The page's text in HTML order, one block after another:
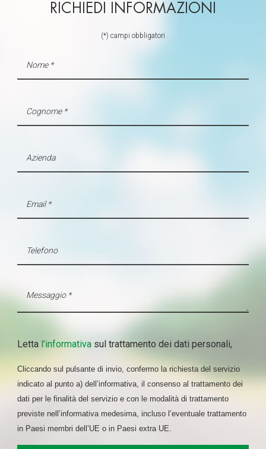
RICHIEDI INFORMAZIONI
(*) campi obbligatori
Letta l'informativasul trattamento dei dati personali,
Cliccando sul pulsante di invio, confermo la richiesta del servizio
indicato al punto a) dell’informativa, il consenso al trattamento dei
dati per le finalità del servizio e con le modalità di trattamento
previste nell’informativa medesima, incluso l’eventuale trattamento
in Paesi membri dell’UE o in Paesi extra UE.